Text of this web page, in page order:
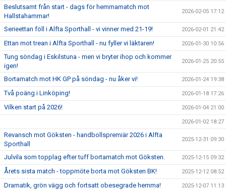
Beslutsamt från start - dags för hemmamatch mot
Hallstahammar!
2026-02-05 17:12
Serieettan föll i Alfta Sporthall - vi vinner med 21-19! 2026-02-01 21:42
Ettan mot trean i Alfta Sporthall - nu fyller vi läktaren! 2026-01-30 10:56
Tung söndag i Eskilstuna - men vi bryter ihop och kommer
igen!
2026-01-25 20:55
Bortamatch mot HK GP på söndag - nu åker vi! 2026-01-24 19:38
Två poäng i Linköping! 2026-01-18 17:26
Vilken start på 2026! 2026-01-04 21:00
2026-01-02 18:27
Revansch mot Göksten - handbollspremiär 2026 i Alfta
Sporthall
2025-12-31 09:30
Julvila som topplag efter tuff bortamatch mot Göksten. 2025-12-15 09:32
Årets sista match - toppmöte borta mot Göksten BK! 2025-12-12 08:52
Dramatik, grön vägg och fortsatt obesegrade hemma! 2025-12-07 11:13